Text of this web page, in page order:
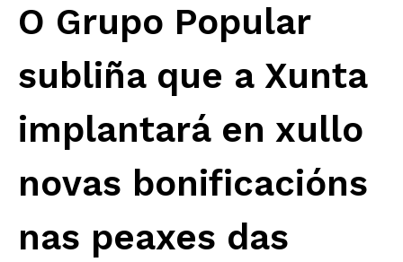
O Grupo Popular
subliña que a Xunta
implantará en xullo
novas bonificacións
nas peaxes das